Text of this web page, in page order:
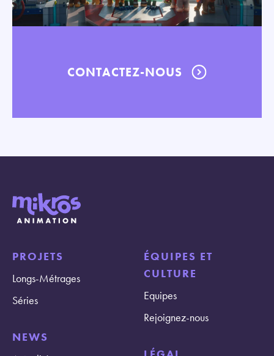
CONTACTEZ-NOUS
PROJETS
Longs-Métrages
Séries
NEWS
ÉQUIPES ET
CULTURE
Equipes
Rejoignez-nous